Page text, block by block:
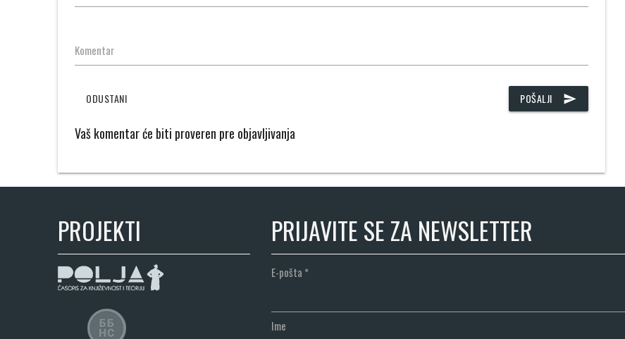
Komentar
POŠALJI send
ODUSTANI
Vaš komentar će biti proveren pre objavljivanja
PROJEKTI PRIJAVITE SE ZA NEWSLETTER
E-pošta *
Ime